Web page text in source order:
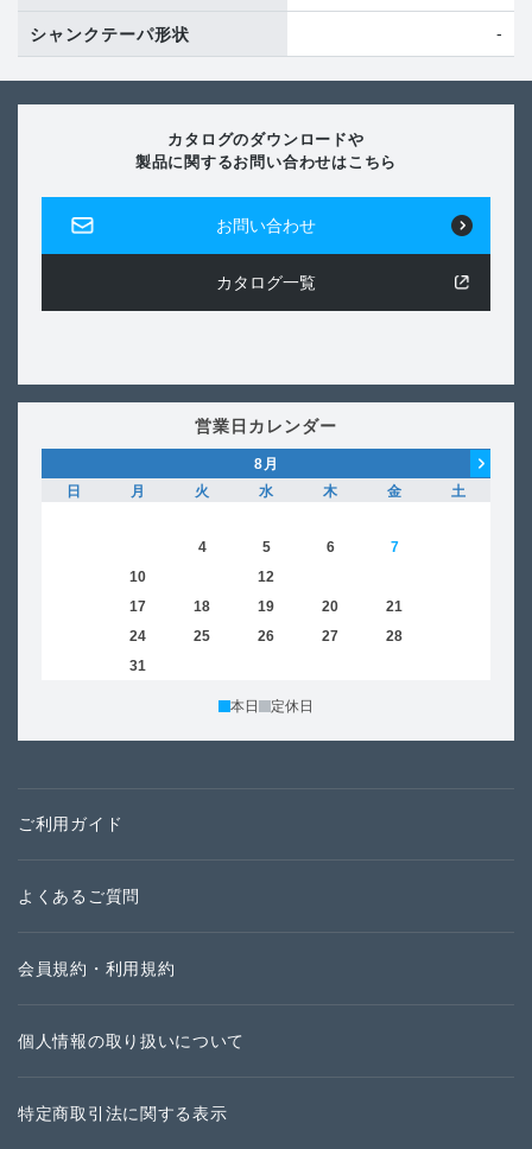
シャンクテーパ形状 -
カタログのダウンロードや
製品に関するお問い合わせはこちら
お問い合わせ
カタログ一覧
営業日カレンダー
8月
日
月 火 水 木 金
土
4 5 6 7
10 12
17 18 19 20 21
24 25 26 27 28
31
本日 定休日
ご利用ガイド
よくあるご質問
会員規約・利用規約
個人情報の取り扱いについて
特定商取引法に関する表示